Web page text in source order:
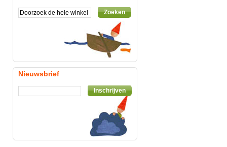
Zoeken
Nieuwsbrief
Inschrijven